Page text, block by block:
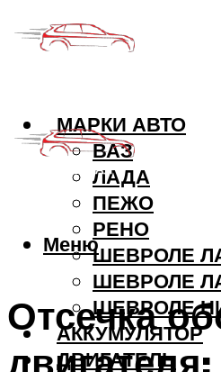
МАРКИ АВТО
ВАЗ
ЛАДА
ПЕЖО
РЕНО
ШЕВРОЛЕ
ШЕВРОЛЕ
ШЕВРОЛЕ
АККУМУЛЯТОР
ДВИГАТЕЛЬ
Меню
Отсечка